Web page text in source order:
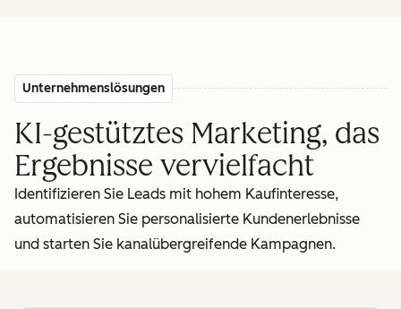
Unternehmenslösungen
KI-gestütztes Marketing, das
Ergebnisse vervielfacht
Identifizieren Sie Leads mit hohem Kaufinteresse,
automatisieren Sie personalisierte Kundenerlebnisse
und starten Sie kanalübergreifende Kampagnen.